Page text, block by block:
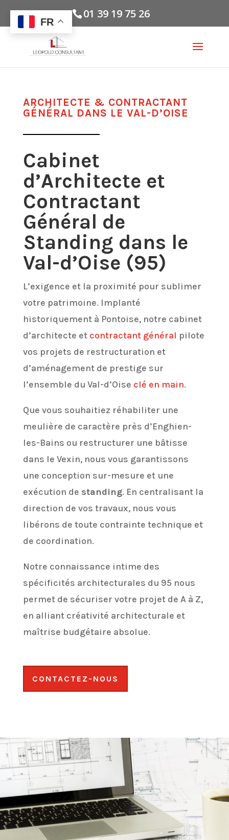
01 39 19 75 26
ARCHITECTE & CONTRACTANT
GÉNÉRAL DANS LE VAL-D’OISE
Cabinet
d’Architecte et
Contractant
Général de
Standing dans le
Val-d’Oise (95)
L’exigence et la proximité pour sublimer
votre patrimoine. Implanté
historiquement à Pontoise, notre cabinet
d’architecte et contractant général pilote
vos projets de restructuration et
d’aménagement de prestige sur
l’ensemble du Val-d’Oise clé en main.
Que vous souhaitiez réhabiliter une
meulière de caractère près d’Enghien-
les-Bains ou restructurer une bâtisse
dans le Vexin, nous vous garantissons
une conception sur-mesure et une
exécution de standing. En centralisant la
direction de vos travaux, nous vous
libérons de toute contrainte technique et
de coordination.
Notre connaissance intime des
spécificités architecturales du 95 nous
permet de sécuriser votre projet de A à Z,
en alliant créativité architecturale et
maîtrise budgétaire absolue.
CONTACTEZ-NOUS
FR